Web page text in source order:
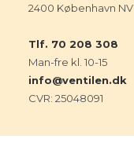
2400 København NV
Tlf. 70 208 308
Man-fre kl. 10-15
info@ventilen.dk
CVR: 25048091